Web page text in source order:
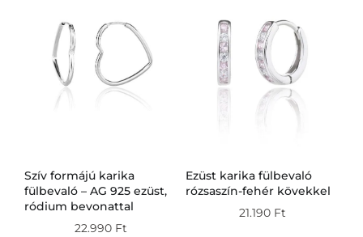
Szív formájú karika
fülbevaló – AG 925 ezüst,
ródium bevonattal
22.990 Ft
Ezüst karika fülbevaló
rózsaszín-fehér kövekkel
21.190 Ft